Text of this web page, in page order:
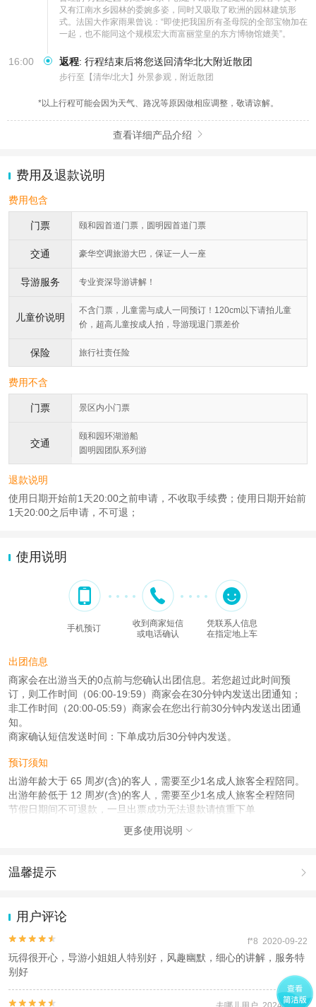
又有江南水乡园林的委婉多姿，同时又吸取了欧洲的园林建筑形
式。法国大作家雨果曾说：“即使把我国所有圣母院的全部宝物加在
一起，也不能同这个规模宏大而富丽堂皇的东方博物馆媲美”。
16:00 返程: 行程结束后将您送回清华北大附近散团
步行至【清华/北大】外景参观，附近散团
*以上行程可能会因为天气、路况等原因做相应调整，敬请谅解。
查看详细产品介绍 
费用及退款说明
费用包含
门票 颐和园首道门票，圆明园首道门票
交通 豪华空调旅游大巴，保证一人一座
导游服务 专业资深导游讲解！
儿童价说明
不含门票，儿童需与成人一同预订！120cm以下请拍儿童
价，超高儿童按成人拍，导游现退门票差价
保险 旅行社责任险
费用不含
门票 景区内小门票
交通
颐和园环湖游船
圆明园团队系列游
退款说明
使用日期开始前1天20:00之前申请，不收取手续费；使用日期开始前
1天20:00之后申请，不可退；
使用说明
手机预订
收到商家短信
或电话确认
凭联系人信息
在指定地上车
出团信息
商家会在出游当天的0点前与您确认出团信息。若您超过此时间预
订，则工作时间（06:00-19:59）商家会在30分钟内发送出团通知；
非工作时间（20:00-05:59）商家会在您出行前30分钟内发送出团通
知。
商家确认短信发送时间：下单成功后30分钟内发送。
预订须知
出游年龄大于 65 周岁(含)的客人，需要至少1名成人旅客全程陪同。
出游年龄低于 12 周岁(含)的客人，需要至少1名成人旅客全程陪同
节假日期间不可退款，一旦出票成功无法退款请慎重下单
成人，节假日无差价可退，平时可退优惠差价。
2、含接套餐为小车接站送往集合点，无送站服务;
4、关于景区自费项目，导游会推荐，资源参加，如颐和园游船，圆
明园团队系列游项目自愿参加
此产品集合时间仅供参考，旺季景区排队时间太长，导游会根据当天
更多使用说明 
温馨提示 
动（如跳伞、潜水、滑雪等）前，请务必仔细阅读
2.为普及旅游安全知识及旅游文明公约，使您的旅程顺利圆满完成，
特制定《去哪儿网旅游安全手册》 ，请您认真阅读并切实遵守。
用户评论

 f*8 2020-09-22
玩得很开心，导游小姐姐人特别好，风趣幽默，细心的讲解，服务特
别好

